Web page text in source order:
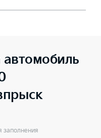
автомобиль
заполнения